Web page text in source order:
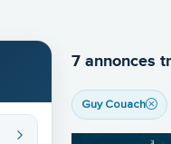
7 annonces
Guy Couach